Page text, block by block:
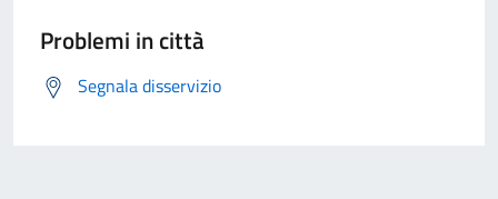
Problemi in città
Segnala disservizio